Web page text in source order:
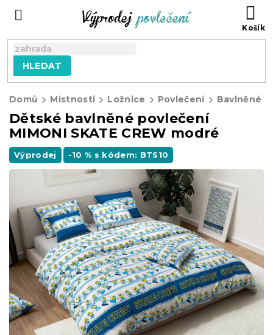
HLEDAT
Domů Místnosti Ložnice Povlečení Bavlněné
Dětské bavlněné povlečení
MIMONI SKATE CREW modré
Výprodej -10 % s kódem: BTS10